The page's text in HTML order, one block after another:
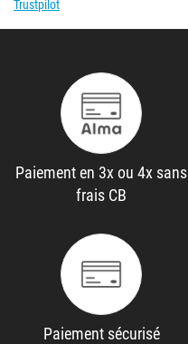
Trustpilot
Paiement en 3x ou 4x sans
frais CB
Paiement sécurisé